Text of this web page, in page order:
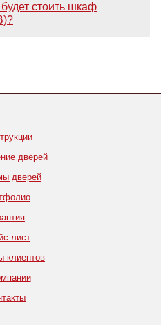
стоить шкаф
дверей
дверей
лист
клиентов